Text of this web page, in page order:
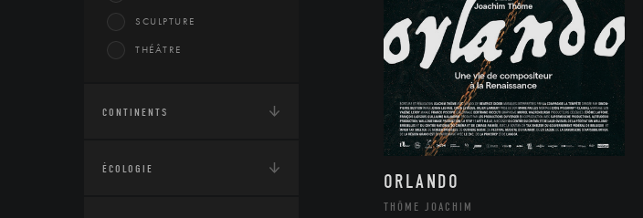
SCULPTURE
THÉÂTRE
CONTINENTS
ÉCOLOGIE
ORLANDO
THÔME JOACHIM